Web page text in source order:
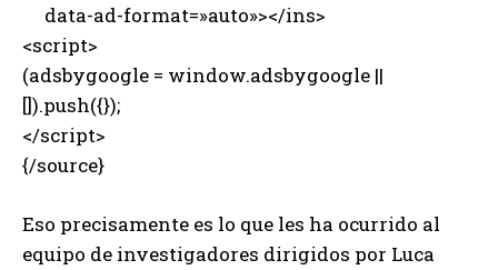
data-ad-format=»auto»></ins>
<script>
(adsbygoogle = window.adsbygoogle ||
[]).push({});
</script>
{/source}
Eso precisamente es lo que les ha ocurrido al
equipo de investigadores dirigidos por Luca